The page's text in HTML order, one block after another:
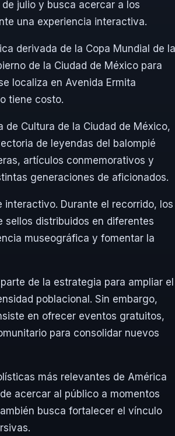
julio y busca acercar a los
una experiencia interactiva.
derivada de la Copa Mundial de la
de la Ciudad de México para
localiza en Avenida Ermita
tiene costo.
Cultura de la Ciudad de México,
de leyendas del balompié
artículos conmemorativos y
generaciones de aficionados.
Durante el recorrido, los
distribuidos en diferentes
museográfica y fomentar la
de la estrategia para ampliar el
poblacional. Sin embargo,
en ofrecer eventos gratuitos,
para consolidar nuevos
más relevantes de América
acercar al público a momentos
busca fortalecer el vínculo